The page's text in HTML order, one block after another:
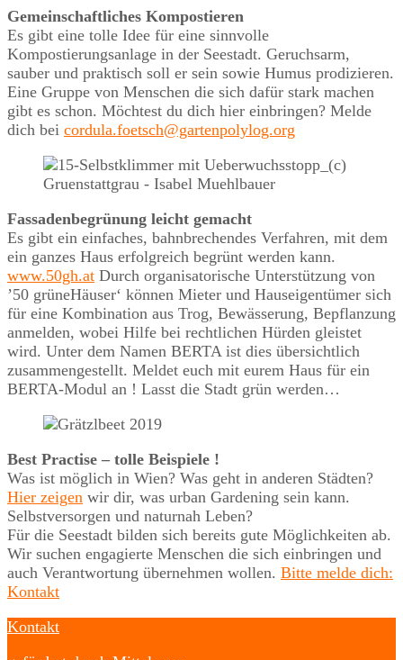
Gemeinschaftliches Kompostieren
Es gibt eine tolle Idee für eine sinnvolle
Kompostierungsanlage in der Seestadt. Geruchsarm,
sauber und praktisch soll er sein sowie Humus prodizieren.
Eine Gruppe von Menschen die sich dafür stark machen
gibt es schon. Möchtest du dich hier einbringen? Melde
dich bei cordula.foetsch@gartenpolylog.org
Fassadenbegrünung leicht gemacht
Es gibt ein einfaches, bahnbrechendes Verfahren, mit dem
ein ganzes Haus erfolgreich begrünt werden kann.
www.50gh.at Durch organisatorische Unterstützung von
’50 grüneHäuser‘ können Mieter und Hauseigentümer sich
für eine Kombination aus Trog, Bewässerung, Bepflanzung
anmelden, wobei Hilfe bei rechtlichen Hürden gleistet
wird. Unter dem Namen BERTA ist dies übersichtlich
zusammengestellt. Meldet euch mit eurem Haus für ein
BERTA-Modul an ! Lasst die Stadt grün werden…
Best Practise – tolle Beispiele !
Was ist möglich in Wien? Was geht in anderen Städten?
Hier zeigen wir dir, was urban Gardening sein kann.
Selbstversorgen und naturnah Leben?
Für die Seestadt bilden sich bereits gute Möglichkeiten ab.
Wir suchen engagierte Menschen die sich einbringen und
auch Verantwortung übernehmen wollen. Bitte melde dich:
Kontakt
Kontakt